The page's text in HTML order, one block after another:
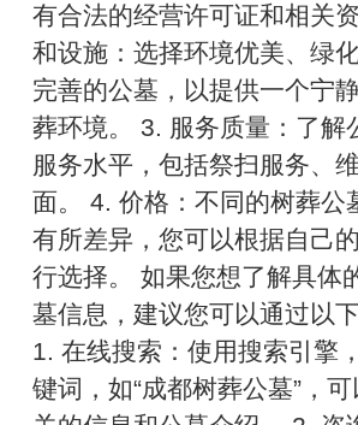
有合法的经营许可证和相关
和设施：选择环境优美、绿
完善的公墓，以提供一个宁
葬环境。 3. 服务质量：了解
服务水平，包括祭扫服务、
面。 4. 价格：不同的树葬公
有所差异，您可以根据自己
行选择。 如果您想了解具体
墓信息，建议您可以通过以
1. 在线搜索：使用搜索引擎
键词，如“成都树葬公墓”，